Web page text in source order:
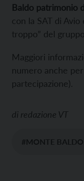
Baldo patrimonio
con la SAT di
troppo” del
Maggiori
numero anche
partecipazione).
di redazione VT
#MONTE BALDO